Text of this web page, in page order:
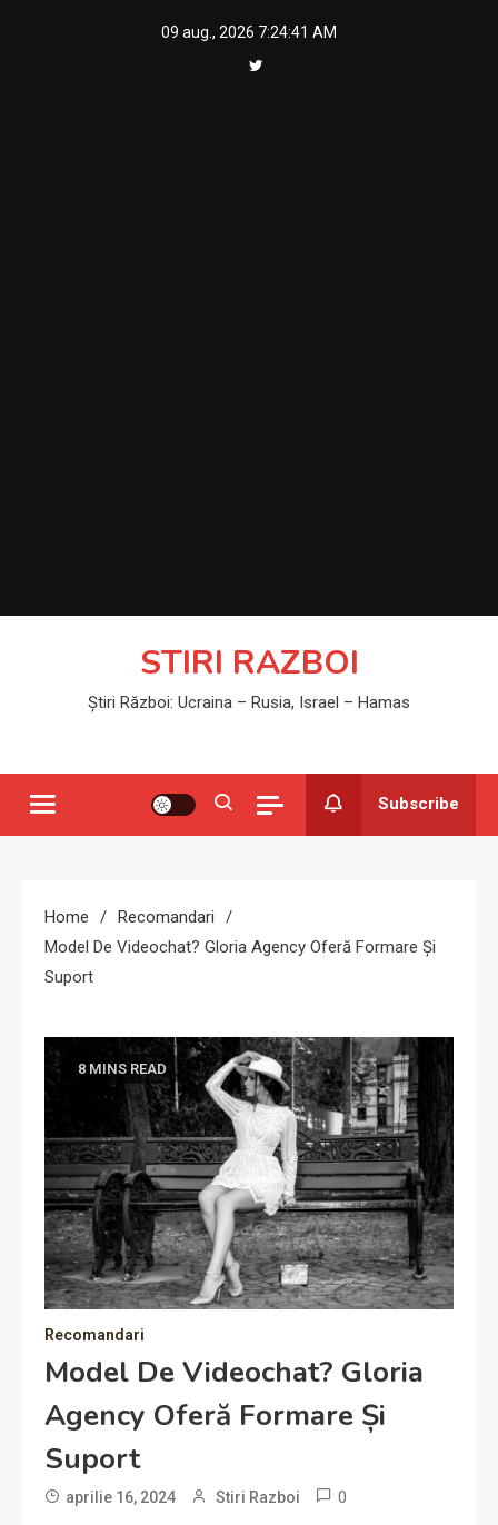
09 aug., 2026 7:24:42 AM
STIRI RAZBOI
Știri Război: Ucraina – Rusia, Israel – Hamas
Subscribe
Home
Recomandari
Model De Videochat? Gloria Agency Oferă Formare Și
Suport
8 MINS READ
Recomandari
Model De Videochat? Gloria
Agency Oferă Formare Și
Suport
aprilie 16, 2024 Stiri Razboi 0